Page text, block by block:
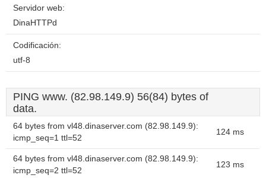
Servidor web:
DinaHTTPd
Codificación:
utf-8
PING www. (82.98.149.9) 56(84) bytes of
data.
64 bytes from vl48.dinaserver.com (82.98.149.9):
icmp_seq=1 ttl=52
124 ms
64 bytes from vl48.dinaserver.com (82.98.149.9):
icmp_seq=2 ttl=52
123 ms